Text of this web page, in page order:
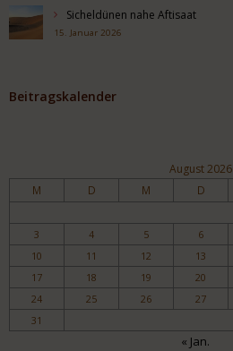
Sicheldünen nahe Aftisaat
15. Januar 2026
Beitragskalender
August 2026
M D M D
3
4 5 6
10
11 12 13
17
18 19 20
24
25 26 27
31
« Jan.